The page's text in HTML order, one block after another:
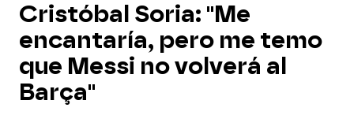
Cristóbal Soria: "Me
encantaría, pero me temo
que Messi no volverá al
Barça"